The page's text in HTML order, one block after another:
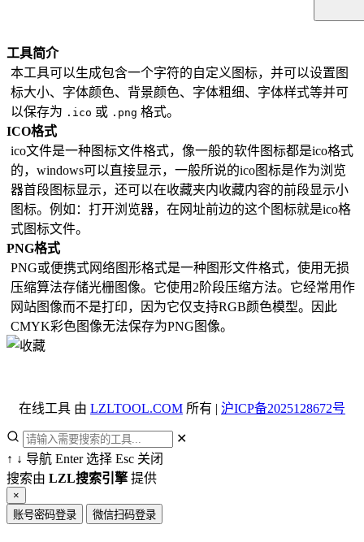
工具简介
本工具可以生成包含一个字符的自定义图标，并可以设置图
标大小、字体颜色、背景颜色、字体粗细、字体样式等并可
以保存为 .ico 或 .png 格式。
ICO格式
ico文件是一种图标文件格式，像一般的软件图标都是ico格式
的，windows可以直接显示，一般所说的ico图标是作为浏览
器首段图标显示，还可以在收藏夹内收藏内容的前段显示小
图标。例如：打开浏览器，在网址前边的这个图标就是ico格
式图标文件。
PNG格式
PNG或便携式网络图形格式是一种图形文件格式，使用无损
压缩算法存储光栅图像。它使用2阶段压缩方法。它经常用作
网站图像而不是打印，因为它仅支持RGB颜色模型。因此
CMYK彩色图像无法保存为PNG图像。
在线工具 由 LZLTOOL.COM 所有 | 沪ICP备2025128672号
✕
↑ ↓ 导航 Enter选择 Esc 关闭
搜索由 LZL搜索引擎提供
×
账号密码登录
微信扫码登录